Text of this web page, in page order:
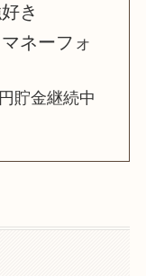
き
ネーフォ
貯金継続中